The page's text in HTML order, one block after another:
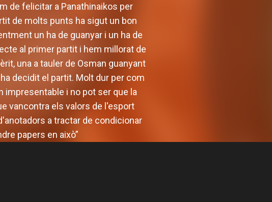
de felicitar a Panathinaikos per
de molts punts ha sigut un bon
un ha de guanyar i un ha de
al primer partit i hem millorat de
una a tauler de Osman guanyant
decidit el partit. Molt dur per com
impresentable i no pot ser que la
vancontra els valors de l'esport
a tractar de condicionar
papers en això”